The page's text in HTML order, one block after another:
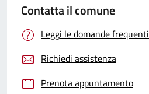
Contatta il comune
Leggi le domande frequenti
Richiedi assistenza
Prenota appuntamento